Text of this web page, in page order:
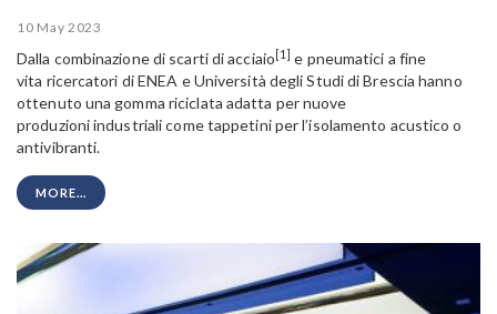
10 May 2023
Dalla combinazione di scarti di acciaio [1] e pneumatici a fine
vita ricercatori di ENEA e Università degli Studi di Brescia hanno
ottenuto una gomma riciclata adatta per nuove
produzioni industriali come tappetini per l’isolamento acustico o
antivibranti.
MORE...